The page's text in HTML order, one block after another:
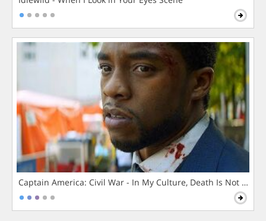
Captain America: Civil War - In My Culture, Death Is Not The